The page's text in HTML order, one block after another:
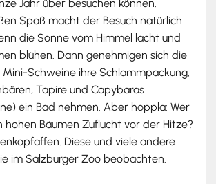
Jahr über besuchen können.
Spaß macht der Besuch natürlich
die Sonne vom Himmel lacht und
blühen. Dann genehmigen sich die
Schweine ihre Schlammpackung,
Tapire und Capybaras
ein Bad nehmen. Aber hoppla: Wer
hohen Bäumen Zuflucht vor der Hitze?
Diese und viele andere
im Salzburger Zoo beobachten.